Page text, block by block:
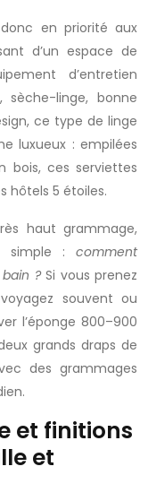
en priorité aux
d’un espace de
d’entretien
linge, bonne
ce type de linge
luxueux : empilées
bois, ces serviettes
hôtels 5 étoiles.
haut grammage,
simple : comment
?Si vous prenez
souvent ou
l’éponge 800–900
grands draps de
des grammages
et finitions
et